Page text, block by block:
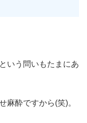
いう問いもたまにあ
麻酔ですから(笑)。